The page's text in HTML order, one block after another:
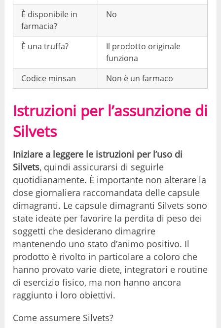
È disponibile in
farmacia?
No
È una truffa?
Il prodotto originale
funziona
Codice minsan
Non è un farmaco
Istruzioni per l’assunzione di
Silvets
Iniziare a leggere le istruzioni per l’uso di
Silvets, quindi assicurarsi di seguirle
quotidianamente. È importante non alterare la
dose giornaliera raccomandata delle capsule
dimagranti. Le capsule dimagranti Silvets sono
state ideate per favorire la perdita di peso dei
soggetti che desiderano dimagrire
mantenendo uno stato d’animo positivo. Il
prodotto è rivolto in particolare a coloro che
hanno provato varie diete, integratori e routine
di esercizio fisico, ma non hanno ancora
raggiunto i loro obiettivi.
Come assumere Silvets?